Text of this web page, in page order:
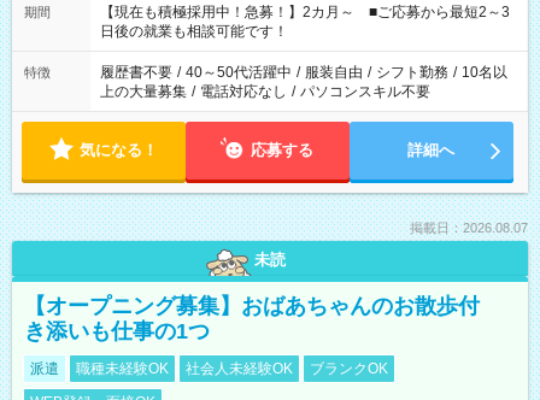
たくない」 など、ご希望を教えてくださいね。 ※Wワーク希望
の方へ 今ご覧のお仕事で希望する勤務時間と、もう1つのお仕事
の勤務時間。 合計で週40時間を超える場合は応募できません。
期間
【現在も積極採用中！急募！】2カ月～ ■ご応募から最短2～3
日後の就業も相談可能です！
特徴 履歴書不要 / 40～50代活躍中 / 服装自由 / シフト勤務 / 10名以
上の大量募集 / 電話対応なし / パソコンスキル不要
気になる！ 応募する 詳細へ
掲載日：2026.08.07
未読
【オープニング募集】おばあちゃんのお散歩付
き添いも仕事の1つ
派遣 職種未経験OK 社会人未経験OK
ブランクOK